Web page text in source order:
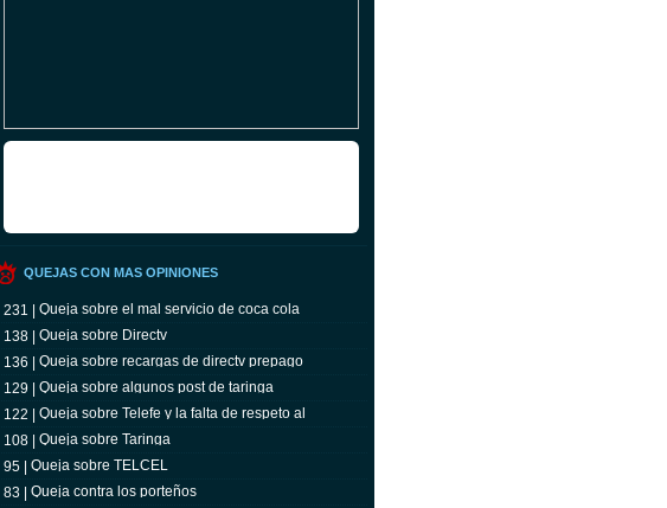
QUEJAS CON MAS OPINIONES
231 | Queja sobre el mal servicio de coca cola
138 | Queja sobre Directv
136 | Queja sobre recargas de directv prepago
129 | Queja sobre algunos post de taringa
122 | Queja sobre Telefe y la falta de respeto al
televidente
108 | Queja sobre Taringa
95 | Queja sobre TELCEL
83 | Queja contra los porteños